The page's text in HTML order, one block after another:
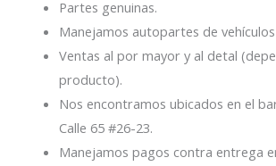
Partes genuinas.
Manejamos autopartes de
Ventas al por mayor y al detal
producto).
Nos encontramos ubicados en el
Calle 65 #26-23.
Manejamos pagos contra entrega